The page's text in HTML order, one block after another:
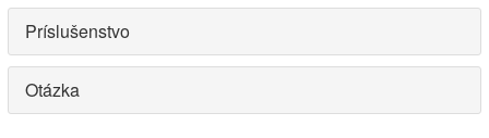
Príslušenstvo
Otázka